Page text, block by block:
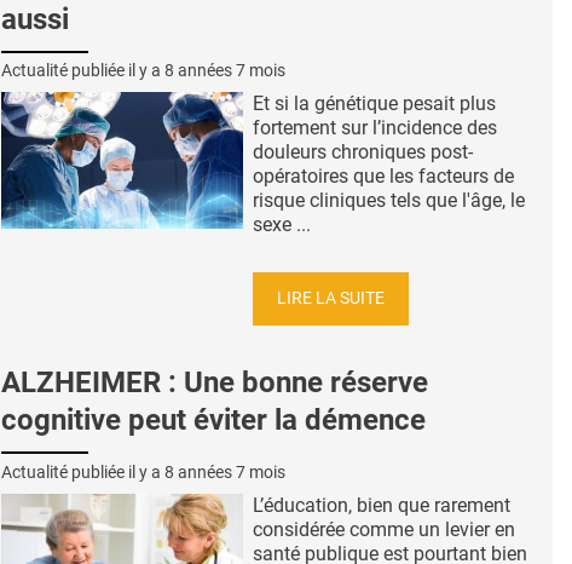
aussi
Actualité publiée il y a 8 années 7 mois
Et si la génétique pesait plus
fortement sur l’incidence des
douleurs chroniques post-
opératoires que les facteurs de
risque cliniques tels que l'âge, le
sexe ...
LIRE LA SUITE
ALZHEIMER : Une bonne réserve
cognitive peut éviter la démence
Actualité publiée il y a 8 années 7 mois
L’éducation, bien que rarement
considérée comme un levier en
santé publique est pourtant bien